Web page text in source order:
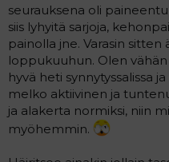
seurauksena oli
siis lyhyitä sarjoja,
painolla jne. Varasin sitten
loppukuuhun. Olen
hyvä heti synnytyssalissa
melko aktiivinen ja
ja alakerta normiksi, niin
myöhemmin.